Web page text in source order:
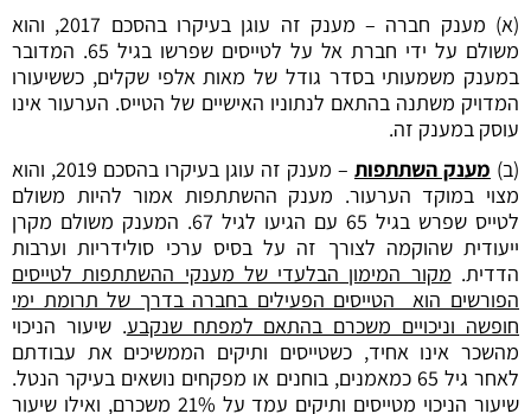
(א) מענק חברה – מענק זה עוגן בעיקרו בהסכם 2017, והוא
משולם על ידי חברת אל על לטייסים שפרשו בגיל 65. המדובר
במענק משמעותי בסדר גודל של מאות אלפי שקלים, כששיעורו
המדויק משתנה בהתאם לנתוניו האישיים של הטייס. הערעור אינו
עוסק במענק זה.
(ב) מענק השתתפות
– מענק זה עוגן בעיקרו בהסכם 2019, והוא
מצוי במוקד הערעור. מענק ההשתתפות אמור להיות משולם
לטייס שפרש בגיל 65 עם הגיעו לגיל 67. המענק משולם מקרן
ייעודית שהוקמה לצורך זה על בסיס ערכי סולידריות וערבות
הדדית. מקור המימון הבלעדי של מענקי ההשתתפות לטייסים
הפורשים הוא הטייסים הפעילים בחברה בדרך של תרומת ימי
חופשה וניכויים משכרם בהתאם למפתח שנקבע. שיעור הניכוי
מהשכר אינו אחיד, כשטייסים ותיקים הממשיכים את עבודתם
לאחר גיל 65 כמאמנים, בוחנים או מפקחים נושאים בעיקר הנטל.
שיעור הניכוי מטייסים ותיקים עמד על 21% משכרם, ואילו שיעור